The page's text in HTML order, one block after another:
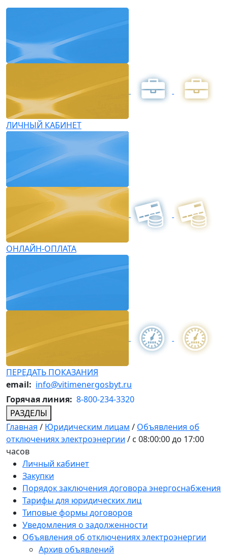
ЛИЧНЫЙ КАБИНЕТ
ОНЛАЙН-ОПЛАТА
ПЕРЕДАТЬ ПОКАЗАНИЯ
email: info@vitimenergosbyt.ru
Горячая линия: 8-800-234-3320
РАЗДЕЛЫ
Главная / Юридическим лицам / Объявления об
отключениях электроэнергии / с 08:00:00 до 17:00
часов
Личный кабинет
Закупки
Порядок заключения договора энергоснабжения
Тарифы для юридических лиц
Типовые формы договоров
Уведомления о задолженности
Объявления об отключениях электроэнергии
Архив объявлений